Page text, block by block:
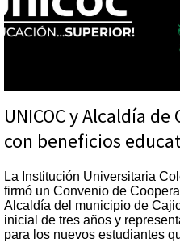
UNICOC y Alcaldía
con beneficios
La Institución Universitaria
firmó un Convenio de
Alcaldía del municipio de
inicial de tres años y
para los nuevos estudiantes